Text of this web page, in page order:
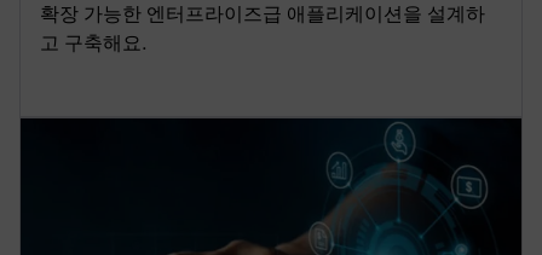
확장 가능한 엔터프라이즈급 애플리케이션을 설계하
고 구축해요.